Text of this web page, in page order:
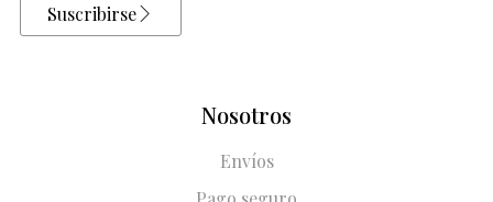
Suscribirse
Nosotros
Envíos